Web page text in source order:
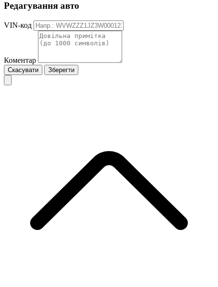
Редагування авто
VIN-код
Коментар
Скасувати Зберегти